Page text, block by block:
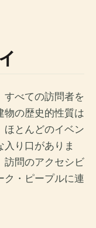
すべての訪問者を
物の歴史的性質は
ほとんどのイベン
入り口がありま
訪問のアクセシビ
ク・ピープルに連